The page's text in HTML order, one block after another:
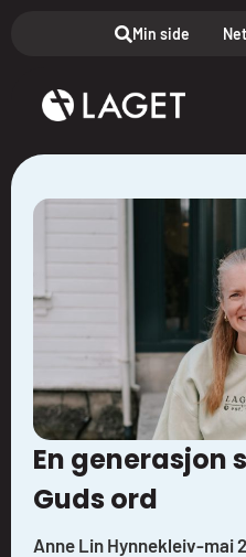
Min side
En generasjon
Guds ord
Anne Lin Hynnekleiv-mai